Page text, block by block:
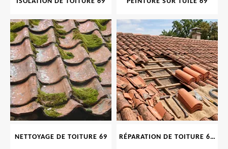
NETTOYAGE DE TOITURE 69 RÉPARATION DE TOITURE 69 RHONE, TUILES CASSÉES OU ABIMÉES